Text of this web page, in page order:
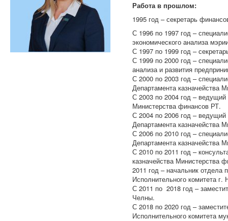
Работа в прошлом:
1995 год – секретарь
С 1996 по 1997 год –
экономического анализа
С 1997 по 1999 год –
С 1999 по 2000 год –
анализа и развития
С 2000 по 2003 год –
Департамента казначейства
С 2003 по 2004 год – ведущий
Министерства финансов РТ.
С 2004 по 2006 год – ведущий
Департамента казначейства
С 2006 по 2010 год –
Департамента казначейства
С 2010 по 2011 год –
казначейства Министерства
2011 год – начальник
Исполнительного комитета
С 2011 по 2018 год –
Челны.
С 2018 по 2020 год –
Исполнительного комитета